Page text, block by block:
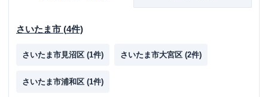
さいたま市 (4件)
さいたま市見沼区 (1件) さいたま市大宮区 (2件)
さいたま市浦和区 (1件)